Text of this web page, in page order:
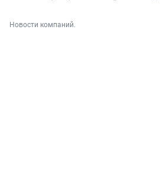
Новости компаний.